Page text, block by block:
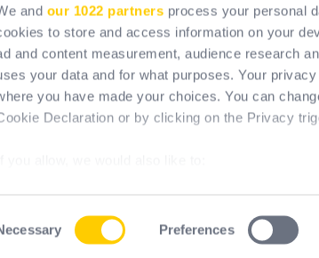
and our 1022 partners process your personal
to store and access information on your
and content measurement, audience research
your data and for what purposes. Your
you have made your choices. You can
Declaration or by clicking on the Privacy
Identify your device by actively scanning it
Preferences
Angajamentele noastre
Impactul pozitiv
Cariere
Investitori
T&Cs Terms & Conditions of Use